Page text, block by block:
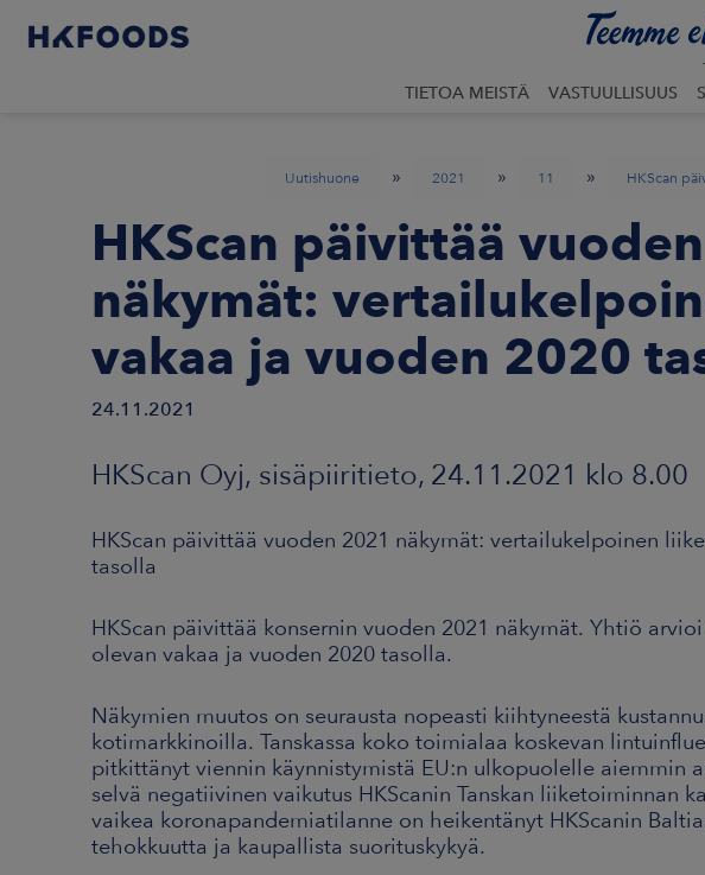
TIETOA MEISTÄ VASTUULLISUUS
Uutishuone » 2021 » 11 » HKScan
HKScan päivittää
näkymät:
vakaa ja vuoden 2020
24.11.2021
HKScan Oyj, sisäpiiritieto, 24.11.2021 klo 8.00
HKScan päivittää vuoden 2021 näkymät: vertailukelpoinen
tasolla
HKScan päivittää konsernin vuoden 2021 näkymät. Yhtiö
olevan vakaa ja vuoden 2020 tasolla.
Näkymien muutos on seurausta nopeasti kiihtyneestä
kotimarkkinoilla. Tanskassa koko toimialaa koskevan
pitkittänyt viennin käynnistymistä EU:n ulkopuolelle aiemmin
selvä negatiivinen vaikutus HKScanin Tanskan liiketoiminnan
vaikea koronapandemiatilanne on heikentänyt HKScanin
tehokkuutta ja kaupallista suorituskykyä.